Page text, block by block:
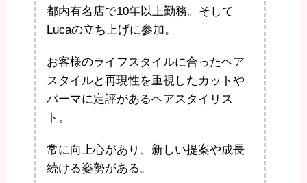
都内有名店で10年以上勤務。そして
Lucaの立ち上げに参加。
お客様のライフスタイルに合ったヘア
スタイルと再現性を重視したカットや
パーマに定評があるヘアスタイリス
ト。
常に向上心があり、新しい提案や成長
続ける姿勢がある。